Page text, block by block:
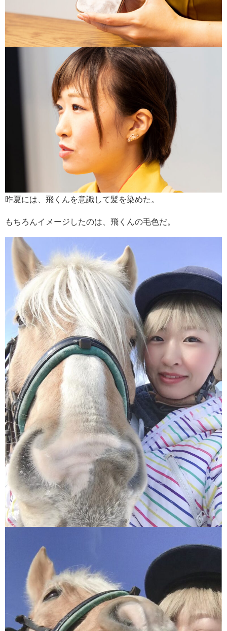
昨夏には、飛くんを意識して髪を染めた。
もちろんイメージしたのは、飛くんの毛色だ。